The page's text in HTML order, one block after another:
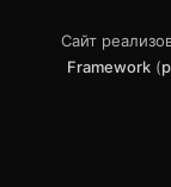
Сайт
Framework(